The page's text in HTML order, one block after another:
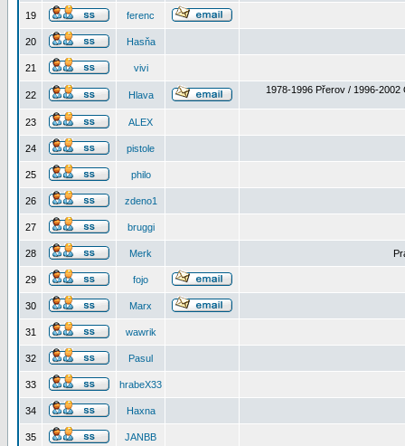
19 ferenc
20 Hasňa
21 vivi
22 Hlava 1978-1996 Přerov / 1996-2002
23 ALEX
24 pistole
25 philo
26 zdeno1
27 bruggi
28 Merk
29 fojo
30 Marx
31 wawrik
32 Pasul
33 hrabeX33
34 Haxna
35 JANBB